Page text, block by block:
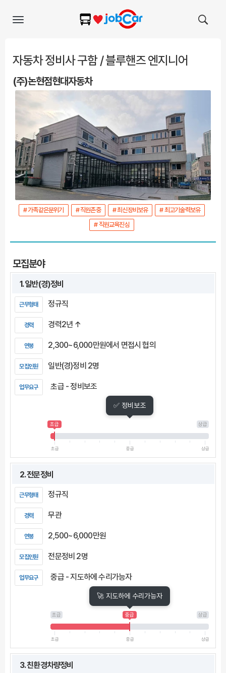
Toggle
navigation
자동차 정비사 구함 / 블루핸즈 엔지니어
(주)논현점현대자동차
# 가족같은분위기 # 직원존중 # 최신장비보유
# 최고기술력보유
# 직원교육진심
모집분야
1. 일반(경)정비
근무형태 정규직
경력 경력2년 ↑
연봉 2,300~6,000만원에서 면접시 협의
모집인원 일반(경)정비 2명
업무요구 초급 - 정비보조
✅ 정비보조
상급
초급
초급 중급 상급
2. 전문정비
근무형태 정규직
경력 무관
연봉 2,500~6,000만원
모집인원 전문정비 2명
업무요구 중급 - 지도하에 수리가능자
🚀 지도하에 수리가능자
초급 상급
중급
초급 중급 상급
3. 친환경차량정비